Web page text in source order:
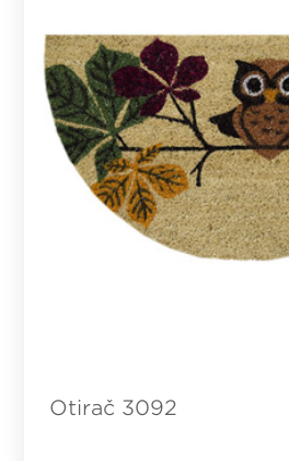
Otirač 3092